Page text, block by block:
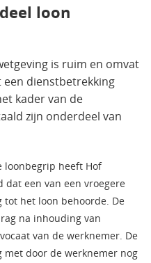
loon
is ruim en omvat
dienstbetrekking
kader van de
zijn onderdeel van
loonbegrip heeft Hof
dat een van een vroegere
tot het loon behoorde. De
na inhouding van
van de werknemer. De
met door de werknemer nog